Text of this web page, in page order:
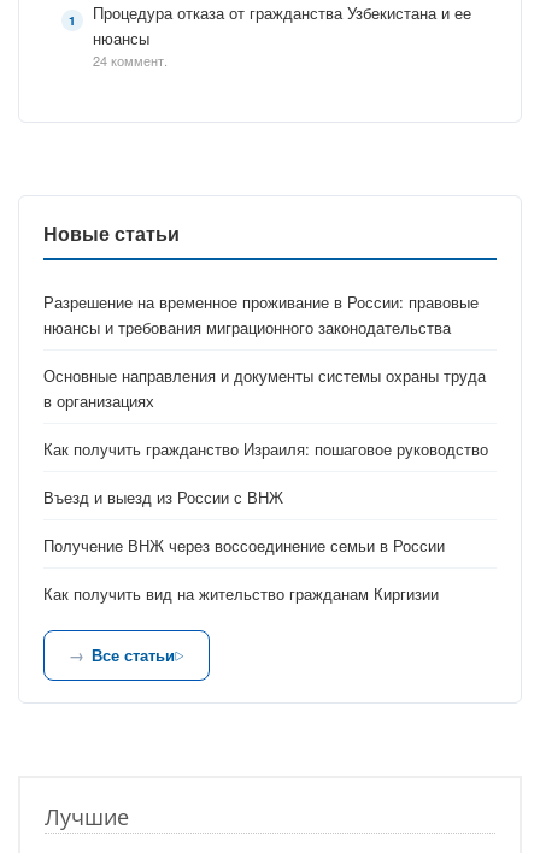
Процедура отказа от гражданства Узбекистана и ее
нюансы
24 коммент.
Новые статьи
Разрешение на временное проживание в России: правовые
нюансы и требования миграционного законодательства
Основные направления и документы системы охраны труда
в организациях
Как получить гражданство Израиля: пошаговое руководство
Въезд и выезд из России с ВНЖ
Получение ВНЖ через воссоединение семьи в России
Как получить вид на жительство гражданам Киргизии
Все статьи
Лучшие